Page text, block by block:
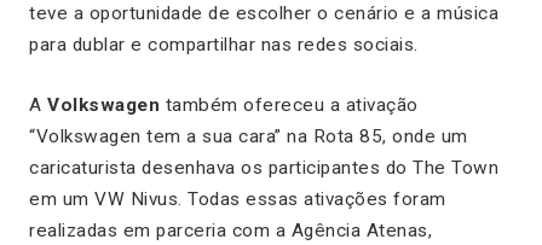
teve a oportunidade de escolher o cenário e a música
para dublar e compartilhar nas redes sociais.
A Volkswagen também ofereceu a ativação
“Volkswagen tem a sua cara” na Rota 85, onde um
caricaturista desenhava os participantes do The Town
em um VW Nivus. Todas essas ativações foram
realizadas em parceria com a Agência Atenas,